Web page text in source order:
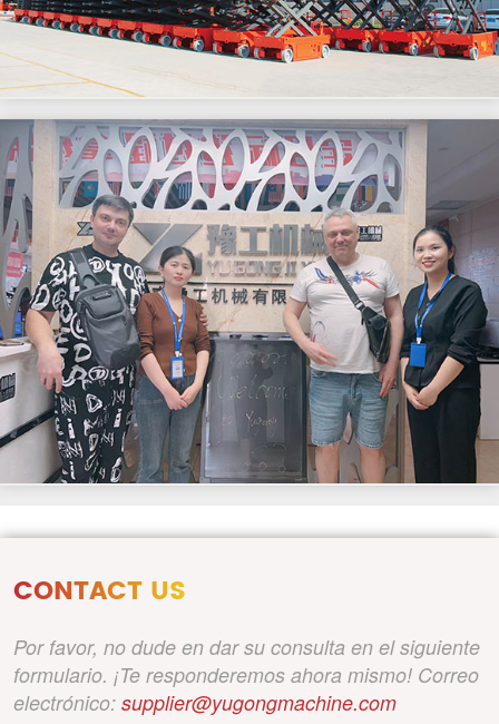
CONTACT US
Por favor, no dude en dar su consulta en el siguiente
formulario. ¡Te responderemos ahora mismo! Correo
electrónico: supplier@yugongmachine.com